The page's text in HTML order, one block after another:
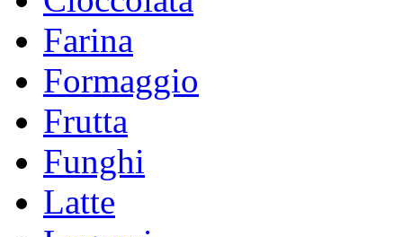
Farina
Formaggio
Frutta
Funghi
Latte